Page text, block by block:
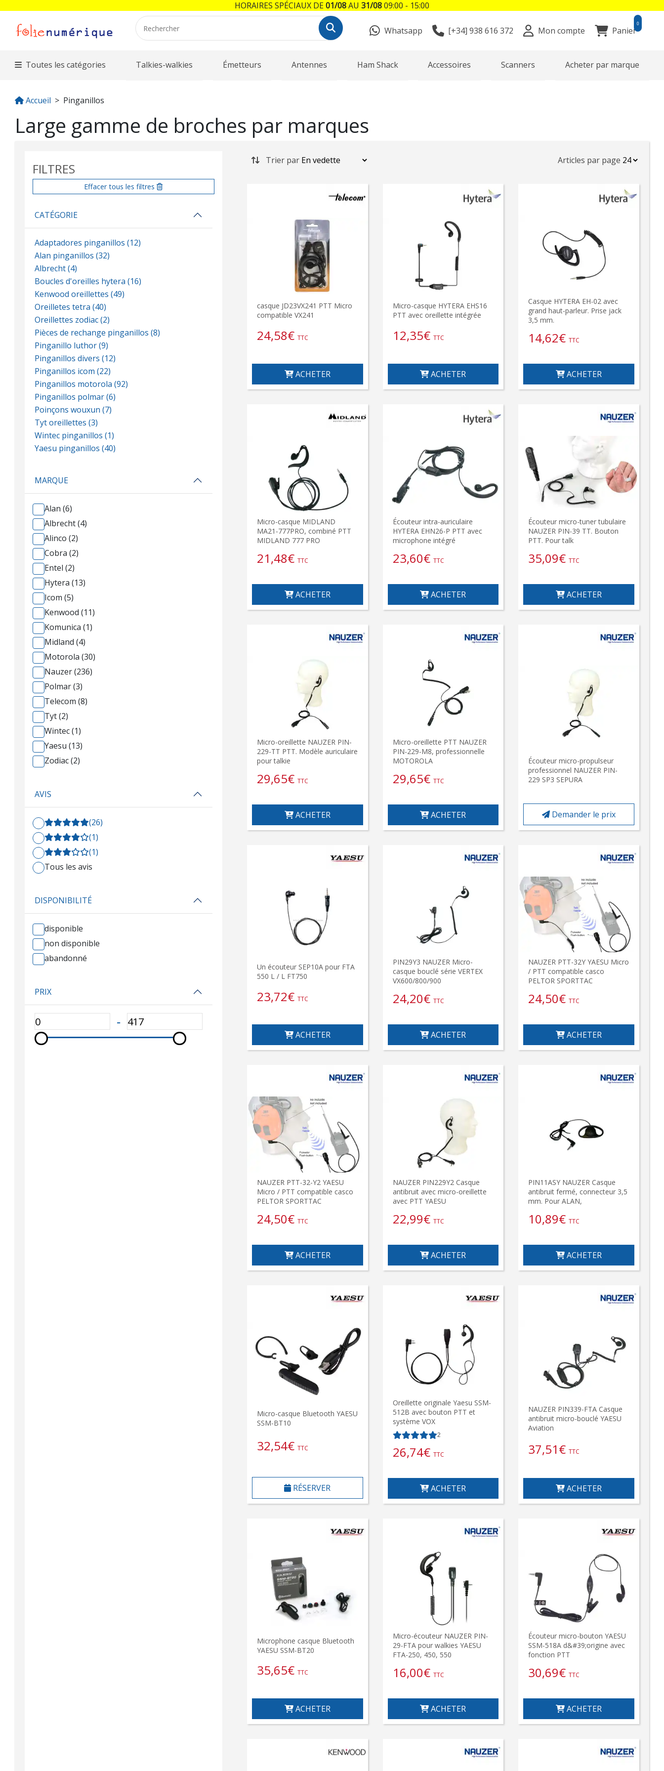
Whatsapp [+34] 938 616 372 Mon compte Panier
0
Toutes les catégories Talkies-walkies Émetteurs Antennes Ham Shack Accessoires Scanners Acheter par marque
Accueil Pinganillos
Large gamme de broches par marques
FILTRES
Effacer tous les filtres
CATÉGORIE
Adaptadores pinganillos (12)
Alan pinganillos (32)
Albrecht (4)
Boucles d'oreilles hytera (16)
Kenwood oreillettes (49)
Oreilletes tetra (40)
Oreillettes zodiac (2)
Pièces de rechange pinganillos (8)
Pinganillo luthor (9)
Pinganillos divers (12)
Pinganillos icom (22)
Pinganillos motorola (92)
Pinganillos polmar (6)
Poinçons wouxun (7)
Tyt oreillettes (3)
Wintec pinganillos (1)
Yaesu pinganillos (40)
MARQUE
Alan (6)
Albrecht (4)
Alinco (2)
Cobra (2)
Entel (2)
Hytera (13)
Icom (5)
Kenwood (11)
Komunica (1)
Midland (4)
Motorola (30)
Nauzer (236)
Polmar (3)
Telecom (8)
Tyt (2)
Wintec (1)
Yaesu (13)
Zodiac (2)
AVIS
(26)
(1)
(1)
Tous les avis
DISPONIBILITÉ
disponible
non disponible
abandonné
PRIX
‐
Trier par Articles par page
casque JD23VX241 PTT Micro
compatible VX241
24,58€ TTC
ACHETER
Micro-casque HYTERA EHS16
PTT avec oreillette intégrée
12,35€ TTC
ACHETER
Casque HYTERA EH-02 avec
grand haut-parleur. Prise jack
3,5 mm.
14,62€ TTC
ACHETER
Micro-casque MIDLAND
MA21-777PRO, combiné PTT
MIDLAND 777 PRO
21,48€ TTC
ACHETER
Écouteur intra-auriculaire
HYTERA EHN26-P PTT avec
microphone intégré
23,60€ TTC
ACHETER
Écouteur micro-tuner tubulaire
NAUZER PIN-39 TT. Bouton
PTT. Pour talk
35,09€ TTC
ACHETER
Micro-oreillette NAUZER PIN-
229-TT PTT. Modèle auriculaire
pour talkie
29,65€ TTC
ACHETER
Micro-oreillette PTT NAUZER
PIN-229-M8, professionnelle
MOTOROLA
29,65€ TTC
ACHETER
Écouteur micro-propulseur
professionnel NAUZER PIN-
229 SP3 SEPURA
Demander le prix
Un écouteur SEP10A pour FTA
550 L / L FT750
23,72€ TTC
ACHETER
PIN29Y3 NAUZER Micro-
casque bouclé série VERTEX
VX600/800/900
24,20€ TTC
ACHETER
NAUZER PTT-32Y YAESU Micro
/ PTT compatible casco
PELTOR SPORTTAC
24,50€ TTC
ACHETER
NAUZER PTT-32-Y2 YAESU
Micro / PTT compatible casco
PELTOR SPORTTAC
24,50€ TTC
ACHETER
NAUZER PIN229Y2 Casque
antibruit avec micro-oreillette
avec PTT YAESU
22,99€ TTC
ACHETER
PIN11ASY NAUZER Casque
antibruit fermé, connecteur 3,5
mm. Pour ALAN,
10,89€ TTC
ACHETER
Micro-casque Bluetooth YAESU
SSM-BT10
32,54€ TTC
RÉSERVER
Oreillette originale Yaesu SSM-
512B avec bouton PTT et
système VOX
2
26,74€ TTC
ACHETER
NAUZER PIN339-FTA Casque
antibruit micro-bouclé YAESU
Aviation
37,51€ TTC
ACHETER
Microphone casque Bluetooth
YAESU SSM-BT20
35,65€ TTC
ACHETER
Micro-écouteur NAUZER PIN-
29-FTA pour walkies YAESU
FTA-250, 450, 550
16,00€ TTC
ACHETER
Écouteur micro-bouton YAESU
SSM-518A d&#39;origine avec
fonction PTT
30,69€ TTC
ACHETER
HORAIRES SPÉCIAUX DE01/08AU 31/0809:00 - 15:00